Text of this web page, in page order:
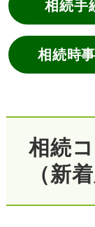
相続手
相続時
相続
（新